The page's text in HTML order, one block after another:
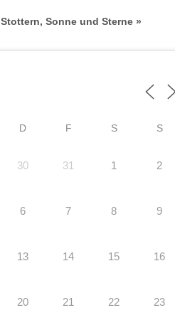
Stottern, Sonne und Sterne »
D F S S
30 31 1 2
6 7 8 9
13 14 15 16
20 21 22 23